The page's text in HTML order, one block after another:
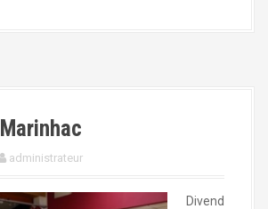
administrateur
Divend